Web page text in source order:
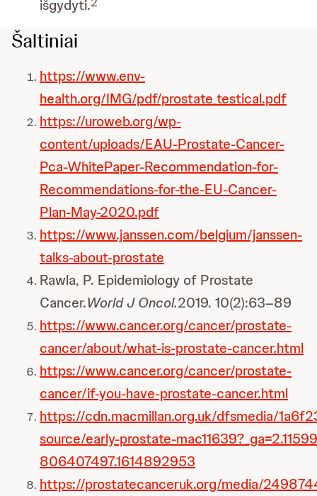
išgydyti.
Šaltiniai
https://www.env-
health.org/IMG/pdf/prostate_testical.pdf
https://uroweb.org/wp-
content/uploads/EAU-Prostate-Cancer-
Pca-WhitePaper-Recommendation-for-
Recommendations-for-the-EU-Cancer-
Plan-May-2020.pdf
https://www.janssen.com/belgium/janssen-
talks-about-prostate
Rawla, P. Epidemiology of Prostate
Cancer.World J Oncol.2019. 10(2):63–89
https://www.cancer.org/cancer/prostate-
cancer/about/what-is-prostate-cancer.html
https://www.cancer.org/cancer/prostate-
cancer/if-you-have-prostate-cancer.html
https://cdn.macmillan.org.uk/dfsmedia/
source/early-prostate-
806407497.1614892953
https://prostatecanceruk.org/media/